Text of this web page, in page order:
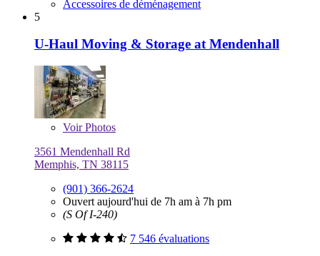
Accessoires de déménagement
5
U-Haul Moving & Storage at Mendenhall
VoirPhotos
3561 Mendenhall Rd
Memphis, TN 38115
(901) 366-2624
Ouvert aujourd'hui de 7h am à 7h pm
(S Of I-240)
7 546 évaluations